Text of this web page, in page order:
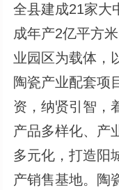
全县建成21家大
成年产2亿平方
业园区为载体，
陶瓷产业配套项
资，纳贤引智，
产品多样化、产
多元化，打造阳
产销售基地。陶